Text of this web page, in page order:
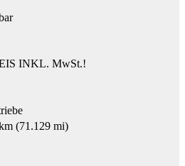
INKL. MwSt.!
(71.129 mi)